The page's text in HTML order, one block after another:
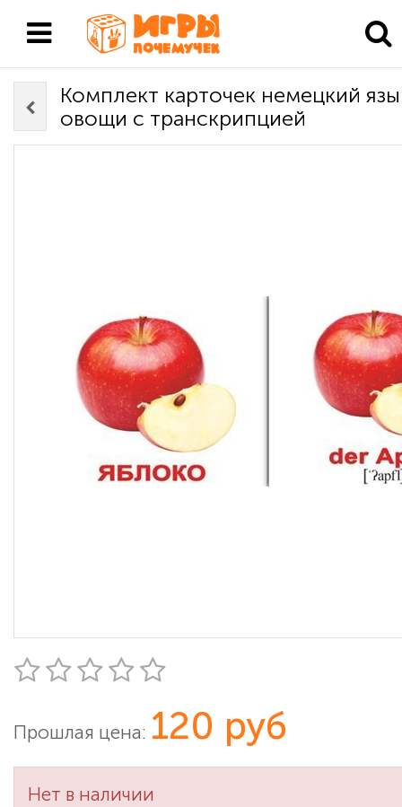
Комплект карточек немецкий
овощи с транскрипцией
Прошлая цена: 120 руб
Нет в наличии